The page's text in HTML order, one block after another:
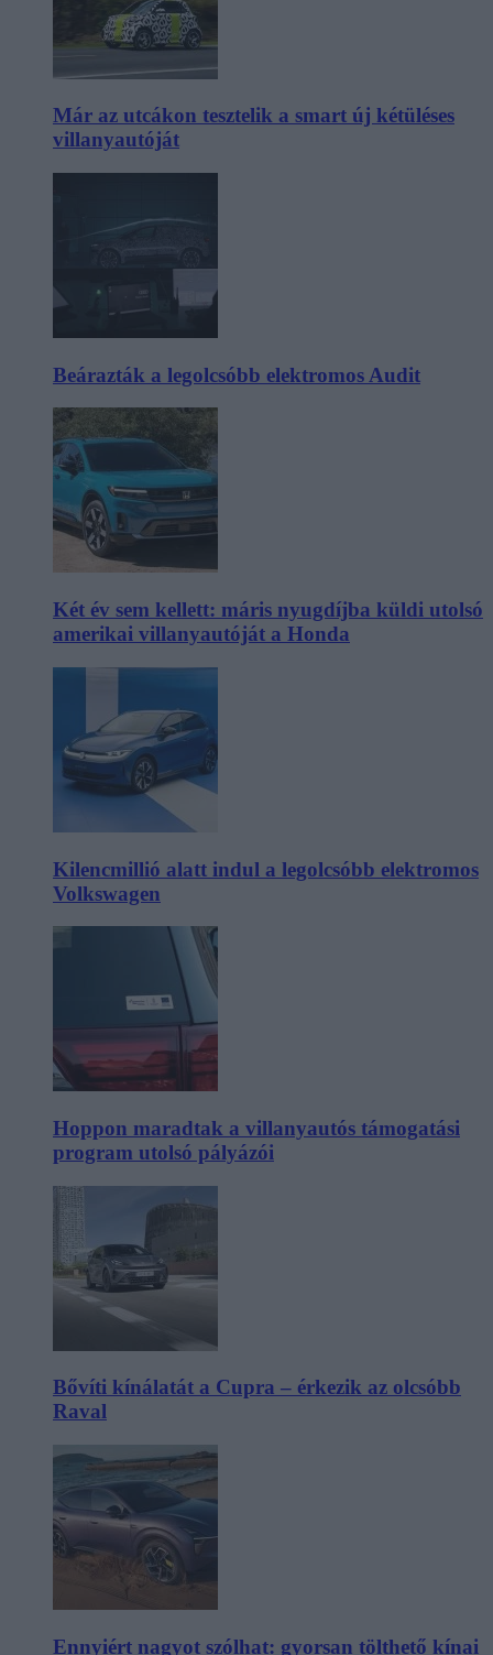
Már az utcákon tesztelik a smart új kétüléses
villanyautóját
Beárazták a legolcsóbb elektromos Audit
Két év sem kellett: máris nyugdíjba küldi utolsó
amerikai villanyautóját a Honda
Kilencmillió alatt indul a legolcsóbb elektromos
Volkswagen
Hoppon maradtak a villanyautós támogatási
program utolsó pályázói
Bővíti kínálatát a Cupra – érkezik az olcsóbb
Raval
Ennyiért nagyot szólhat: gyorsan tölthető kínai